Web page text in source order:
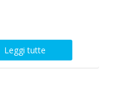
Leggi tutte